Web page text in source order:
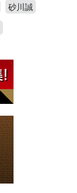
砂川誠